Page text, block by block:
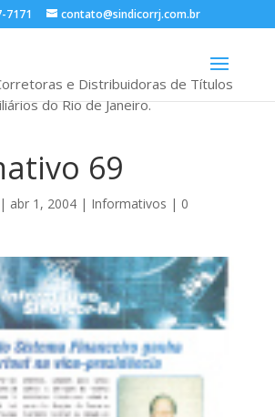
7171 contato@sindicorrj.com.br
e Distribuidoras de Títulos
do Rio de Janeiro.
69
abr 1, 2004| Informativos | 0